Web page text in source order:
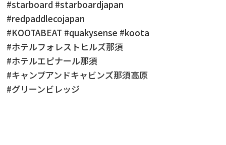
#starboard #starboardjapan
#redpaddlecojapan
#KOOTABEAT #quakysense #koota
#ホテルフォレストヒルズ那須
#ホテルエピナール那須
#キャンプアンドキャビンズ那須高原
#グリーンビレッジ